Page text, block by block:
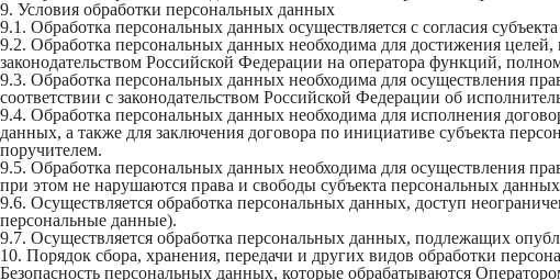
9. Условия обработки персональных данных
9.1. Обработка персональных данных осуществляется с согласия
9.2. Обработка персональных данных необходима для достижения
законодательством Российской Федерации на оператора функций,
9.3. Обработка персональных данных необходима для осуществления
соответствии с законодательством Российской Федерации об
9.4. Обработка персональных данных необходима для исполнения
данных, а также для заключения договора по инициативе субъекта
поручителем.
9.5. Обработка персональных данных необходима для осуществления
при этом не нарушаются права и свободы субъекта персональных
9.6. Осуществляется обработка персональных данных, доступ
персональные данные).
9.7. Осуществляется обработка персональных данных, подлежащих
10. Порядок сбора, хранения, передачи и других видов обработки
Безопасность персональных данных, которые обрабатываются